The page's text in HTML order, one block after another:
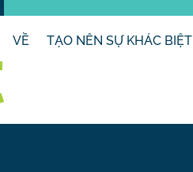
VỀ TẠO NÊN SỰ KHÁC BIỆT